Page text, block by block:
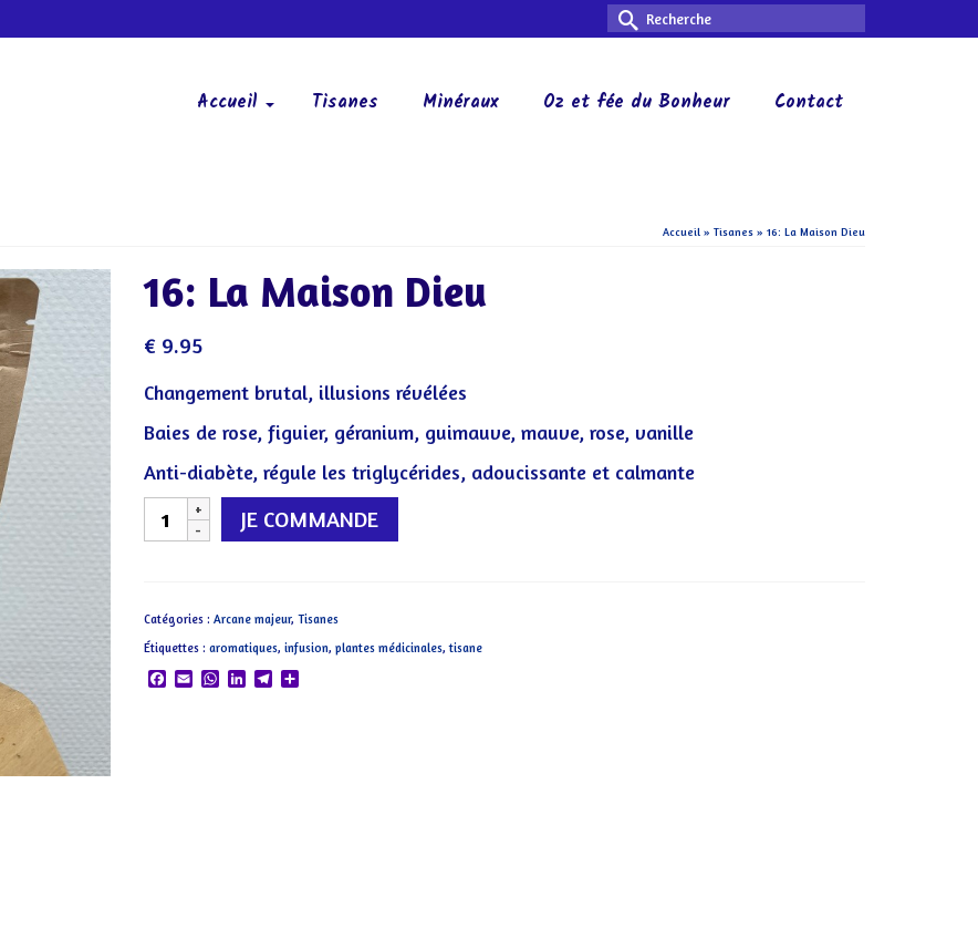
Rechercher :
Accueil Tisanes Minéraux Oz et fée du Bonheur Contact
Accueil » Tisanes » 16: La Maison Dieu
16: La Maison Dieu
€9.95
Changement brutal, illusions révélées
Baies de rose, figuier, géranium, guimauve, mauve, rose, vanille
Anti-diabète, régule les triglycérides, adoucissante et calmante
quantité
de
Maison
Dieu
JE COMMANDE
Catégories : Arcane majeur, Tisanes
Étiquettes : aromatiques, infusion, plantes médicinales,tisane
Facebook
EmailWhatsApp
LinkedInTelegram
Partager